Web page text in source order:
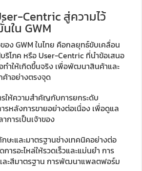
Centric สู่ความไว้
นใน GWM
อง GWM ในไทย คือกลยุทธ์ขับเคลื่อน
ริโภค หรือ User-Centric ที่นำข้อเสนอ
ทำให้เกิดขึ้นจริง เพื่อพัฒนาสินค้าและ
ค้าอย่างตรงจุด
รให้ความสำคัญกับการยกระดับ
รหลังการขายอย่างต่อเนื่อง เพื่อดูแล
การเป็นเจ้าของ
ษะและมาตรฐานช่างเทคนิคอย่างต่อ
ารอะไหล่ให้รวดเร็วและแม่นยำ การ
ะสีมาตรฐาน การพัฒนาแพลตฟอร์ม